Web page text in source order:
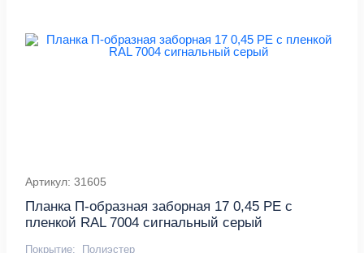
Артикул: 31605
Планка П-образная заборная 17 0,45 PE с
пленкой RAL 7004 сигнальный серый
Покрытие:
Полиэстер